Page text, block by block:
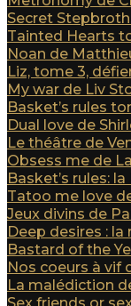
Secret
Tainted Hearts
Noan de
Liz, tome 3,
My war de Liv
Basket’s rules
Dual love de
Le théâtre de
Obsess me de
Basket’s rules:
Tatoo me love
Jeux divins de
Deep desires :
Bastard of the
Nos coeurs à vif
La malédiction